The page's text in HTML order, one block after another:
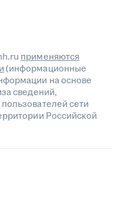
применяются
(информационные
на основе
сведений,
сети
Российской